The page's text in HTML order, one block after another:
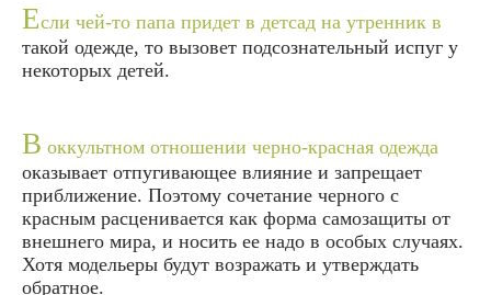
Если чей-то папа придет в детсад на утренник в
такой одежде, то вызовет подсознательный испуг у
некоторых детей.
В оккультном отношении черно-красная одежда
оказывает отпугивающее влияние и запрещает
приближение. Поэтому сочетание черного с
красным расценивается как форма самозащиты от
внешнего мира, и носить ее надо в особых случаях.
Хотя модельеры будут возражать и утверждать
обратное.